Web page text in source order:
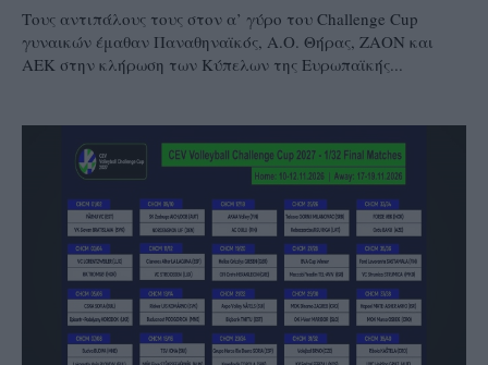
Τους αντιπάλους τους στον α’ γύρο του Challenge Cup
γυναικών έμαθαν Παναθηναϊκός, Α.Ο. Θήρας, ΖΑΟΝ και
ΑΕΚ στην κλήρωση των Κύπελων της Ευρωπαϊκής...